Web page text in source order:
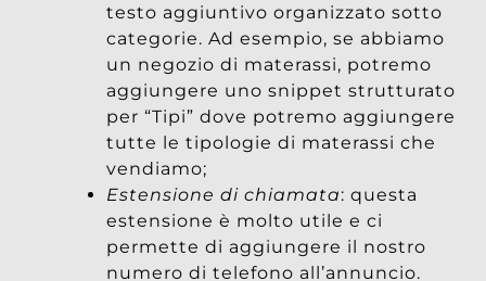
testo aggiuntivo organizzato sotto
categorie. Ad esempio, se abbiamo
un negozio di materassi, potremo
aggiungere uno snippet strutturato
per “Tipi” dove potremo aggiungere
tutte le tipologie di materassi che
vendiamo;
Estensione di chiamata: questa
estensione è molto utile e ci
permette di aggiungere il nostro
numero di telefono all’annuncio.